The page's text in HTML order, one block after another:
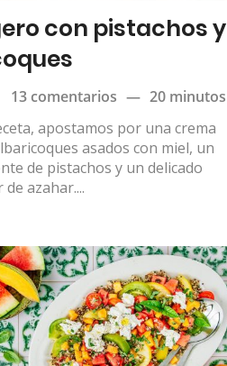
con pistachos y
13 comentarios — 20 minutos
apostamos por una crema
asados con miel, un
de pistachos y un delicado
azahar....